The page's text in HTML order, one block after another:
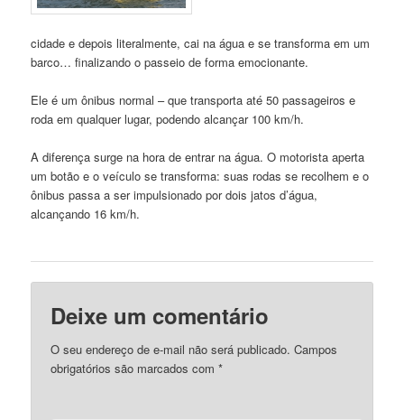
cidade e depois literalmente, cai na água e se transforma em um
barco… finalizando o passeio de forma emocionante.
Ele é um ônibus normal – que transporta até 50 passageiros e
roda em qualquer lugar, podendo alcançar 100 km/h.
A diferença surge na hora de entrar na água. O motorista aperta
um botão e o veículo se transforma: suas rodas se recolhem e o
ônibus passa a ser impulsionado por dois jatos d’água,
alcançando 16 km/h.
Deixe um comentário
O seu endereço de e-mail não será publicado. Campos
obrigatórios são marcados com*